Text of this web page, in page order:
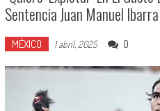
Sentencia Juan Manuel Ibarra
MÉXICO 1 abril, 2025 0